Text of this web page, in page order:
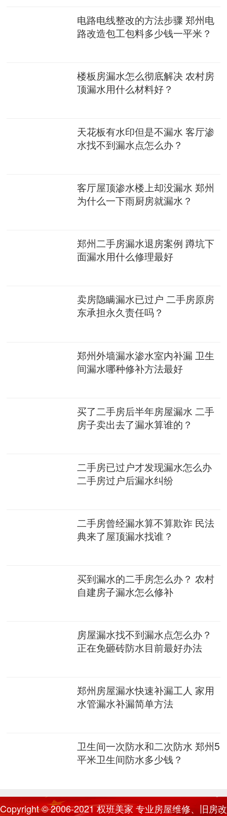
电路电线整改的方法步骤 郑州电
路改造包工包料多少钱一平米？
楼板房漏水怎么彻底解决 农村房
顶漏水用什么材料好？
天花板有水印但是不漏水 客厅渗
水找不到漏水点怎么办？
客厅屋顶渗水楼上却没漏水 郑州
为什么一下雨厨房就漏水？
郑州二手房漏水退房案例 蹲坑下
面漏水用什么修理最好
卖房隐瞒漏水已过户 二手房原房
东承担永久责任吗？
郑州外墙漏水渗水室内补漏 卫生
间漏水哪种修补方法最好
买了二手房后半年房屋漏水 二手
房子卖出去了漏水算谁的？
二手房已过户才发现漏水怎么办
二手房过户后漏水纠纷
二手房曾经漏水算不算欺诈 民法
典来了屋顶漏水找谁？
买到漏水的二手房怎么办？ 农村
自建房子漏水怎么修补
房屋漏水找不到漏水点怎么办？
正在免砸砖防水目前最好办法
郑州房屋漏水快速补漏工人 家用
水管漏水补漏简单方法
卫生间一次防水和二次防水 郑州5
平米卫生间防水多少钱？
Copyright © 2006-2021权班美家专业房屋维修、旧房改